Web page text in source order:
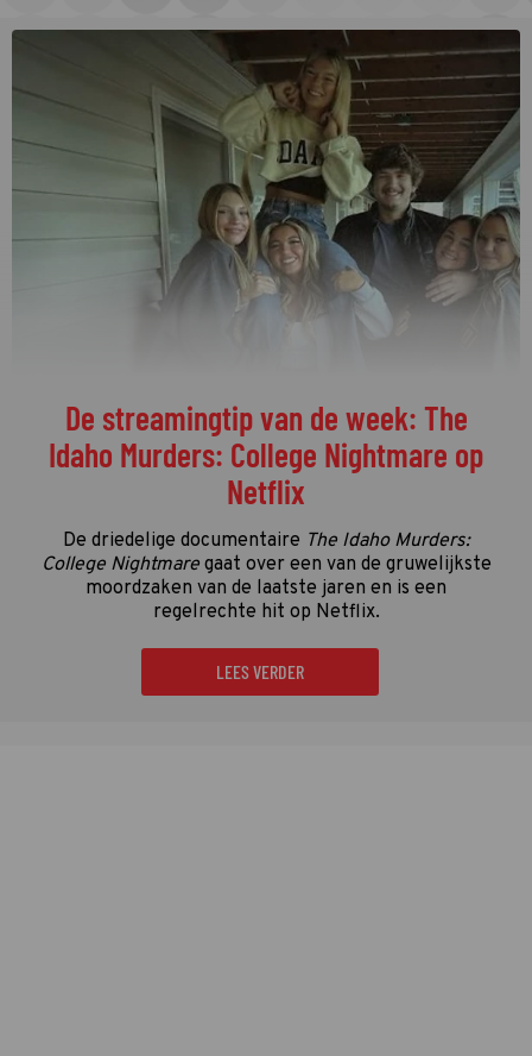
De streamingtip van de week: The
Idaho Murders: College Nightmare op
Netflix
De driedelige documentaire The Idaho Murders:
College Nightmaregaat over een van de gruwelijkste
moordzaken van de laatste jaren en is een
regelrechte hit op Netflix.
LEES VERDER